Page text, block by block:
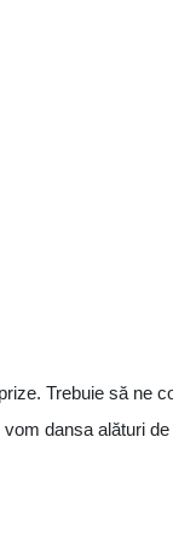
Trebuie să ne
dansa alături